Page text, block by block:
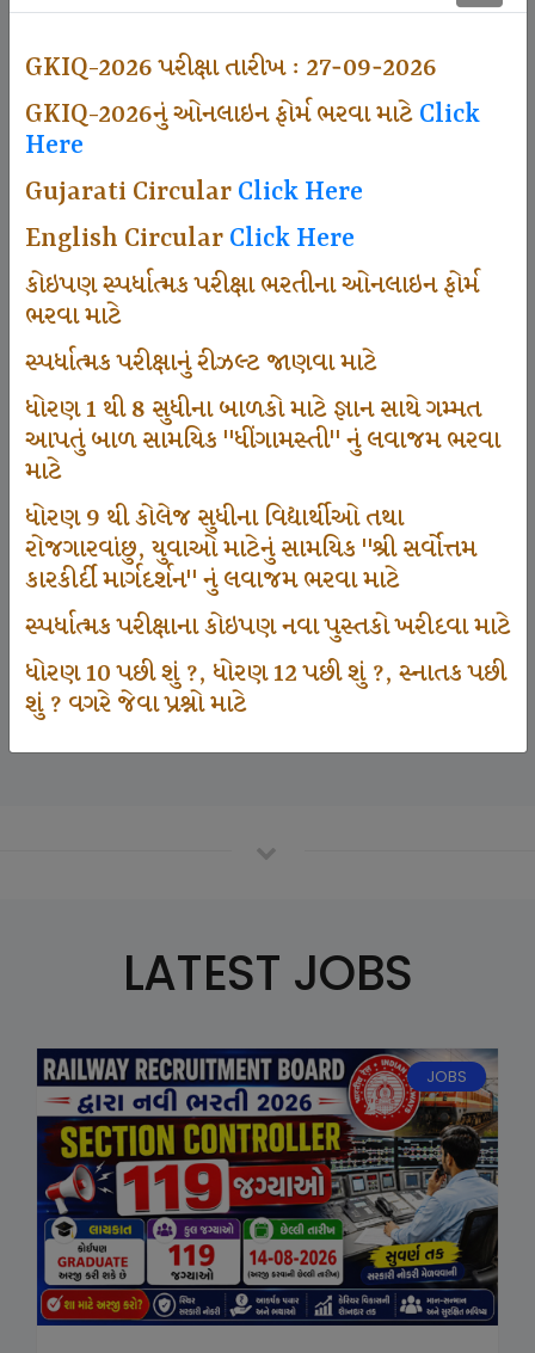
GKIQ-2026 પરીક્ષા તારીખ : 27-09-2026
GKIQ-2026નું ઓનલાઇન ફોર્મ ભરવા માટેClick
Here
Gujarati CircularClick Here
English CircularClick Here
કોઇપણ સ્પર્ધાત્મક પરીક્ષા ભરતીના ઓનલાઇન ફોર્મ
ભરવા માટે
સ્પર્ધાત્મક પરીક્ષાનું રીઝલ્ટ જાણવા માટે
ધોરણ 1 થી 8 સુધીના બાળકો માટે જ્ઞાન સાથે ગમ્મત
આપતું બાળ સામયિક "ધીંગામસ્તી" નું લવાજમ ભરવા
માટે
ધોરણ 9 થી કોલેજ સુધીના વિદ્યાર્થીઓ તથા
રોજગારવાંછુ, યુવાઓ માટેનું સામયિક "શ્રી સર્વોત્તમ
કારકીર્દી માર્ગદર્શન" નું લવાજમ ભરવા માટે
સ્પર્ધાત્મક પરીક્ષાના કોઇપણ નવા પુસ્તકો ખરીદવા માટે
ધોરણ 10 પછી શું ?, ધોરણ 12 પછી શું ?, સ્નાતક પછી
શું ? વગરે જેવા પ્રશ્નો માટે
501
Dhingamasti Subscription
671
1000
Participate School In GKIQ
125000
LATEST JOBS
JOBS